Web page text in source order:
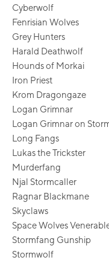
Cyberwolf
Fenrisian Wolves
Grey Hunters
Harald Deathwolf
Hounds of Morkai
Iron Priest
Krom Dragongaze
Logan Grimnar
Logan Grimnar on
Long Fangs
Lukas the Trickster
Murderfang
Njal Stormcaller
Ragnar Blackmane
Skyclaws
Space Wolves
Stormfang Gunship
Stormwolf